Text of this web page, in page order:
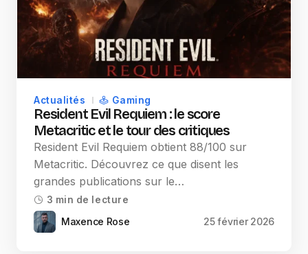
Actualités Gaming
Resident Evil Requiem : le score
Metacritic et le tour des critiques
Resident Evil Requiem obtient 88/100 sur
Metacritic. Découvrez ce que disent les
grandes publications sur le…
3 min de lecture
Maxence Rose 25 février 2026